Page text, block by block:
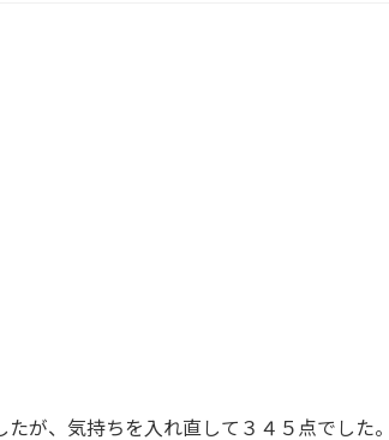
が、気持ちを入れ直して３４５点でした。